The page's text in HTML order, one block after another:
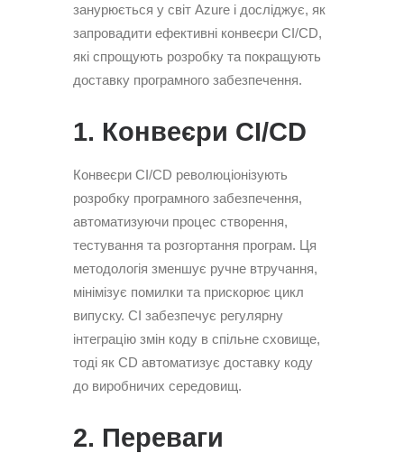
занурюється у світ Azure і досліджує, як
запровадити ефективні конвеєри CI/CD,
які спрощують розробку та покращують
доставку програмного забезпечення.
1. Конвеєри CI/CD
Конвеєри CI/CD революціонізують
розробку програмного забезпечення,
автоматизуючи процес створення,
тестування та розгортання програм. Ця
методологія зменшує ручне втручання,
мінімізує помилки та прискорює цикл
випуску. CI забезпечує регулярну
інтеграцію змін коду в спільне сховище,
тоді як CD автоматизує доставку коду
до виробничих середовищ.
2. Переваги